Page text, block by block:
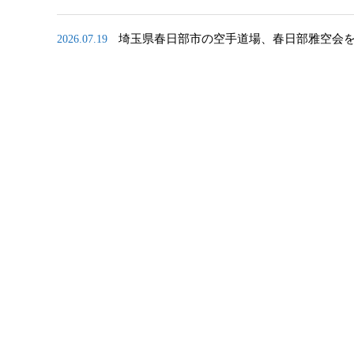
2026.07.19 埼玉県春日部市の空手道場、春日部雅空会